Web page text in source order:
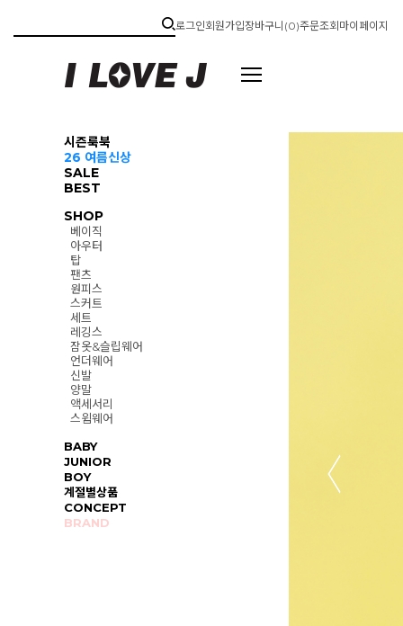
로그인회원가입장바구니(0)주문조회마이페이지
시즌룩북
26 여름신상
SALE
BEST
SHOP
베이직
아우터
탑
팬츠
원피스
스커트
세트
레깅스
잠옷&슬립웨어
언더웨어
신발
양말
액세서리
스윔웨어
BABY
JUNIOR
BOY
계절별상품
CONCEPT
BRAND